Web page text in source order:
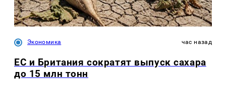
Экономика час назад
ЕС и Британия сократят выпуск сахара
до 15 млн тонн